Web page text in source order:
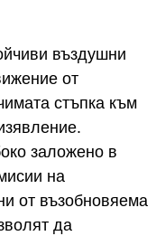
въздушни
от
стъпка към
заложено в
на
от възобновяема
да